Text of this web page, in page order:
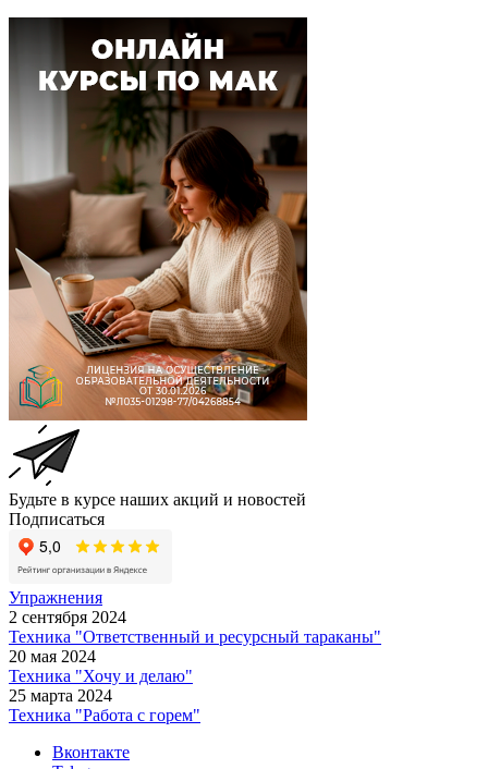
Будьте в курсе наших акций и новостей
Подписаться
Упражнения
2 сентября 2024
Техника "Ответственный и ресурсный тараканы"
20 мая 2024
Техника "Хочу и делаю"
25 марта 2024
Техника "Работа с горем"
Вконтакте